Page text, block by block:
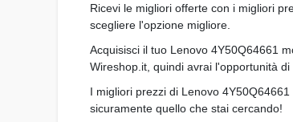
Ricevi le migliori offerte con i migliori
scegliere l'opzione migliore.
Acquisisci il tuo Lenovo 4Y50Q64661
Wireshop.it, quindi avrai l'opportunità
I migliori prezzi di Lenovo
sicuramente quello che stai cercando!